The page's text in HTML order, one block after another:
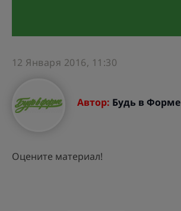
12 Января 2016, 11:30
Автор: Будь в Форме
Оцените материал!